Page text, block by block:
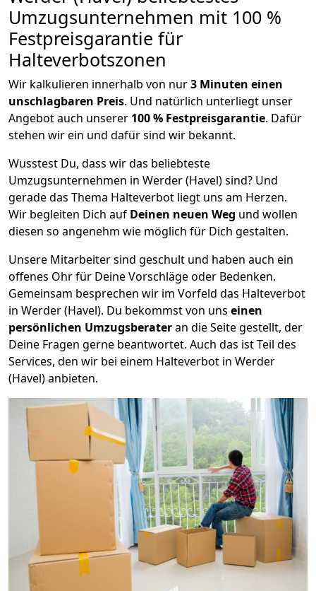
Umzugsunternehmen mit 100 %
Festpreisgarantie für
Halteverbotszonen
Wir kalkulieren innerhalb von nur3 Minuten einen
unschlagbaren Preis. Und natürlich unterliegt unser
Angebot auch unserer 100 % Festpreisgarantie. Dafür
stehen wir ein und dafür sind wir bekannt.
Wusstest Du, dass wir das beliebteste
Umzugsunternehmen in Werder (Havel) sind? Und
gerade das Thema Halteverbot liegt uns am Herzen.
Wir begleiten Dich auf Deinen neuen Weg und wollen
diesen so angenehm wie möglich für Dich gestalten.
Unsere Mitarbeiter sind geschult und haben auch ein
offenes Ohr für Deine Vorschläge oder Bedenken.
Gemeinsam besprechen wir im Vorfeld das Halteverbot
in Werder (Havel). Du bekommst von uns einen
persönlichen Umzugsberateran die Seite gestellt, der
Deine Fragen gerne beantwortet. Auch das ist Teil des
Services, den wir bei einem Halteverbot in Werder
(Havel) anbieten.